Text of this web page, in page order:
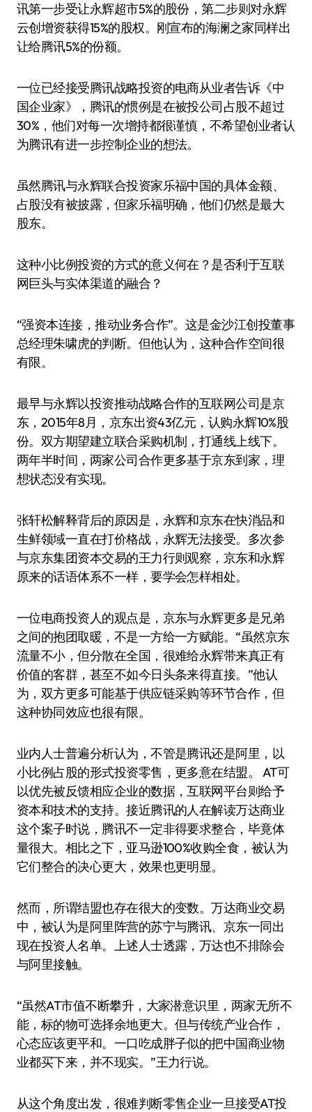
讯第一步受让永辉超市5%的股份，第二步则对永辉
云创增资获得15%的股权。刚宣布的海澜之家同样出
让给腾讯5%的份额。
一位已经接受腾讯战略投资的电商从业者告诉《中
国企业家》，腾讯的惯例是在被投公司占股不超过
30%，他们对每一次增持都很谨慎，不希望创业者认
为腾讯有进一步控制企业的想法。
虽然腾讯与永辉联合投资家乐福中国的具体金额、
占股没有被披露，但家乐福明确，他们仍然是最大
股东。
这种小比例投资的方式的意义何在？是否利于互联
网巨头与实体渠道的融合？
“强资本连接，推动业务合作”。这是金沙江创投董事
总经理朱啸虎的判断。但他认为，这种合作空间很
有限。
最早与永辉以投资推动战略合作的互联网公司是京
东，2015年8月，京东出资43亿元，认购永辉10%股
份。双方期望建立联合采购机制，打通线上线下。
两年半时间，两家公司合作更多基于京东到家，理
想状态没有实现。
张轩松解释背后的原因是，永辉和京东在快消品和
生鲜领域一直在打价格战，永辉无法接受。多次参
与京东集团资本交易的王力行则观察，京东和永辉
原来的话语体系不一样，要学会怎样相处。
一位电商投资人的观点是，京东与永辉更多是兄弟
之间的抱团取暖，不是一方给一方赋能。“虽然京东
流量不小，但分散在全国，很难给永辉带来真正有
价值的客群，甚至不如今日头条来得直接。”他认
为，双方更多可能基于供应链采购等环节合作，但
这种协同效应也很有限。
业内人士普遍分析认为，不管是腾讯还是阿里，以
小比例占股的形式投资零售，更多意在结盟。 AT可
以优先被反馈相应企业的数据，互联网平台则给予
资本和技术的支持。接近腾讯的人在解读万达商业
这个案子时说，腾讯不一定非得要求整合，毕竟体
量很大。相比之下，亚马逊100%收购全食，被认为
它们整合的决心更大，效果也更明显。
然而，所谓结盟也存在很大的变数。万达商业交易
中，被认为是阿里阵营的苏宁与腾讯、京东一同出
现在投资人名单。上述人士透露，万达也不排除会
与阿里接触。
“虽然AT市值不断攀升，大家潜意识里，两家无所不
能，标的物可选择余地更大。但与传统产业合作，
心态应该更平和。一口吃成胖子似的把中国商业物
业都买下来，并不现实。”王力行说。
从这个角度出发，很难判断零售企业一旦接受AT投